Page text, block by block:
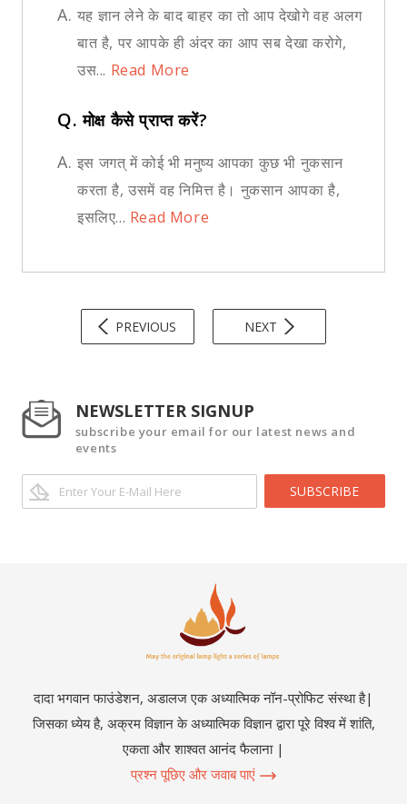
A. यह ज्ञान लेने के बाद बाहर का तो आप देखोगे वह अलग
बात है, पर आपके ही अंदर का आप सब देखा करोगे,
उस... Read More
Q.मोक्ष कैसे प्राप्त करें?
A. इस जगत् में कोई भी मनुष्य आपका कुछ भी नुकसान
करता है, उसमें वह निमित्त है। नुकसान आपका है,
इसलिए... Read More
PREVIOUS NEXT
NEWSLETTER SIGNUP
subscribe your email for our latest news and
events
SUBSCRIBE
दादा भगवान फाउंडेशन, अडालज एक अध्यात्मिक नॉन-प्रोफिट संस्था है|
जिसका ध्येय है, अक्रम विज्ञान के अध्यात्मिक विज्ञान द्वारा पूरे विश्व में शांति,
एकता और शाश्वत आनंद फैलाना |
प्रश्न पूछिए और जवाब पाएं